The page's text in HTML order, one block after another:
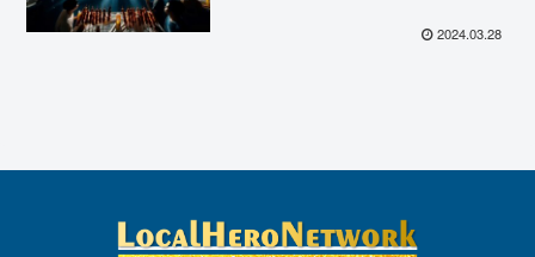
2024.03.28